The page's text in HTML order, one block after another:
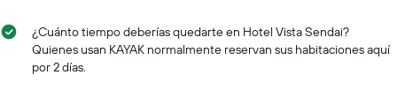
que
indica
precio
fecha
de
¿Cuánto tiempo deberías quedarte en Hotel Vista Sendai?
Quienes usan KAYAK normalmente reservan sus habitaciones aquí
por 2 días.